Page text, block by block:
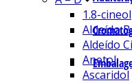
1.8-cineol
Aldeído
Aldeído
Anetol
Ascaridol